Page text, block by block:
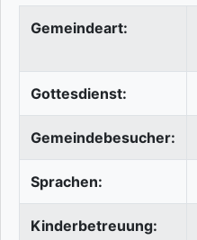
Gemeindeart:
Gottesdienst:
Gemeindebesucher:
Sprachen:
Kinderbetreuung: